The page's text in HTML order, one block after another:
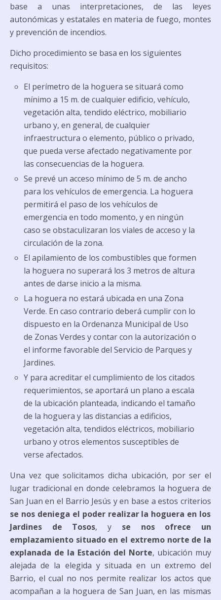
base a unas interpretaciones, de las leyes
autonómicas y estatales en materia de fuego, montes
y prevención de incendios.
Dicho procedimiento se basa en los siguientes
requisitos:
El perímetro de la hoguera se situará como
mínimo a 15 m. de cualquier edificio, vehículo,
vegetación alta, tendido eléctrico, mobiliario
urbano y, en general, de cualquier
infraestructura o elemento, público o privado,
que pueda verse afectado negativamente por
las consecuencias de la hoguera.
Se prevé un acceso mínimo de 5 m. de ancho
para los vehículos de emergencia. La hoguera
permitirá el paso de los vehículos de
emergencia en todo momento, y en ningún
caso se obstaculizaran los viales de acceso y la
circulación de la zona.
El apilamiento de los combustibles que formen
la hoguera no superará los 3 metros de altura
antes de darse inicio a la misma.
La hoguera no estará ubicada en una Zona
Verde. En caso contrario deberá cumplir con lo
dispuesto en la Ordenanza Municipal de Uso
de Zonas Verdes y contar con la autorización o
el informe favorable del Servicio de Parques y
Jardines.
Y para acreditar el cumplimiento de los citados
requerimientos, se aportará un plano a escala
de la ubicación planteada, indicando el tamaño
de la hoguera y las distancias a edificios,
vegetación alta, tendidos eléctricos, mobiliario
urbano y otros elementos susceptibles de
verse afectados.
Una vez que solicitamos dicha ubicación, por ser el
lugar tradicional en donde celebramos la hoguera de
San Juan en el Barrio Jesús y en base a estos criterios
se nos deniega el poder realizar la hoguera en los
Jardines de Tosos, y se nos ofrece un
emplazamiento situado en el extremo norte de la
explanada de la Estación del Norte, ubicación muy
alejada de la elegida y situada en un extremo del
Barrio, el cual no nos permite realizar los actos que
acompañan a la hoguera de San Juan, en las mismas